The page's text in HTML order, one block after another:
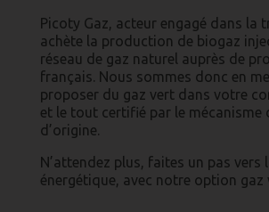
Picoty Gaz, acteur engagé dans la
achète la production de biogaz
réseau de gaz naturel auprès de
français. Nous sommes donc en
proposer du gaz vert dans votre
et le tout certifié par le mécanisme
d’origine.
N’attendez plus, faites un pas vers
énergétique, avec notre option gaz